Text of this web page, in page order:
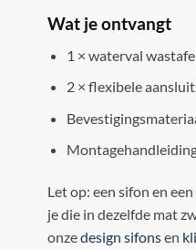
Wat je ontvangt
1 × waterval
2 × flexibele
Let op: een sifon en
je die in dezelfde mat
onzedesign sifonsen